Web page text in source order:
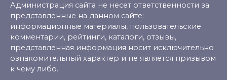
Администрация сайта не несет ответственности за
представленные на данном сайте:
информационные материалы, пользовательские
комментарии, рейтинги, каталоги, отзывы,
представленная информация носит исключительно
ознакомительный характер и не является призывом
к чему либо.